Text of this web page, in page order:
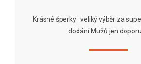
Krásné šperky , veliký výběr za
dodání Mužů jen